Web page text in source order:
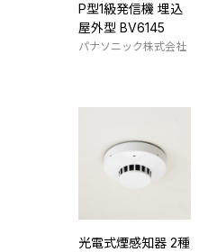
P型1級発信機 埋込
屋外型 BV6145
パナソニック株式会社
光電式煙感知器 2種